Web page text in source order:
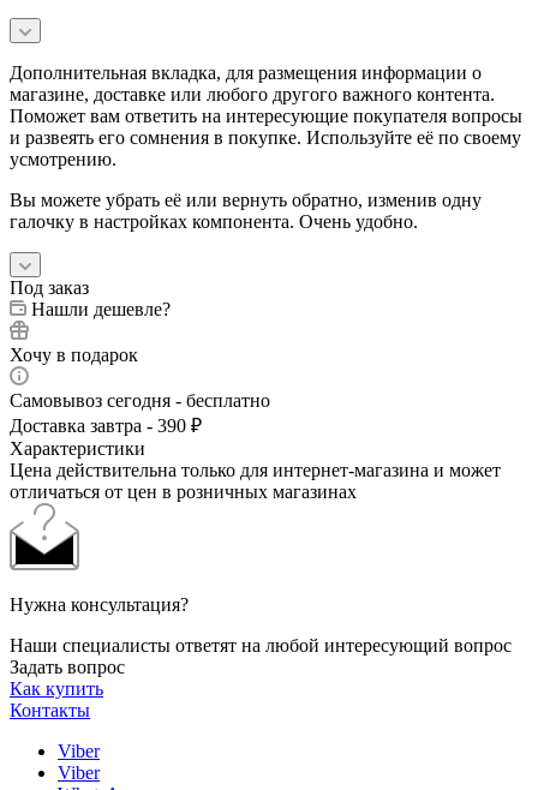
Дополнительная вкладка, для размещения информации о
магазине, доставке или любого другого важного контента.
Поможет вам ответить на интересующие покупателя вопросы
и развеять его сомнения в покупке. Используйте её по своему
усмотрению.
Вы можете убрать её или вернуть обратно, изменив одну
галочку в настройках компонента. Очень удобно.
Под заказ
Нашли дешевле?
Хочу в подарок
Самовывоз сегодня - бесплатно
Доставка завтра - 390 ₽
Характеристики
Цена действительна только для интернет-магазина и может
отличаться от цен в розничных магазинах
Нужна консультация?
Наши специалисты ответят на любой интересующий вопрос
Задать вопрос
Как купить
Контакты
Viber
Viber